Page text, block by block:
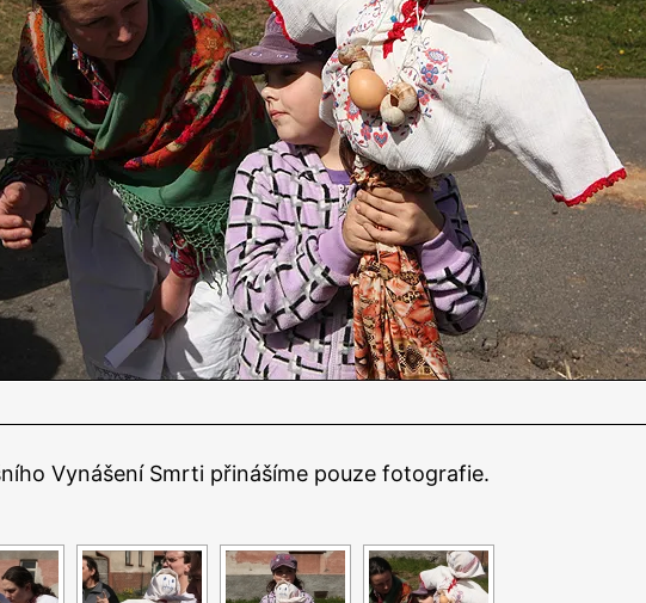
smrti 2011
Vynášení Smrti přinášíme pouze fotografie.